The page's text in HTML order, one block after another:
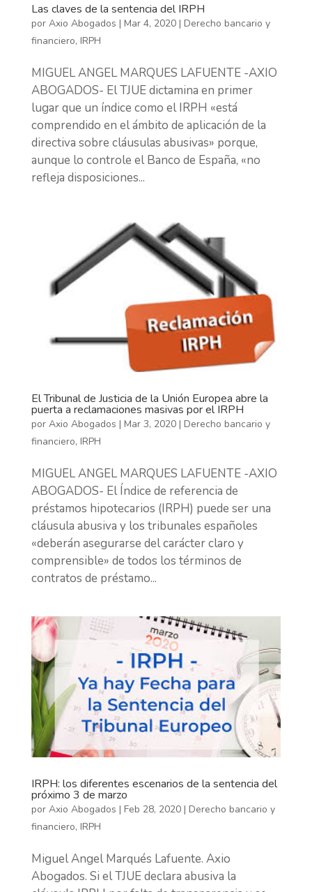
Las claves de la sentencia del IRPH
por Axio Abogados | Mar 4, 2020| Derecho bancario y
financiero, IRPH
MIGUEL ANGEL MARQUES LAFUENTE -AXIO
ABOGADOS- El TJUE dictamina en primer
lugar que un índice como el IRPH «está
comprendido en el ámbito de aplicación de la
directiva sobre cláusulas abusivas» porque,
aunque lo controle el Banco de España, «no
refleja disposiciones...
El Tribunal de Justicia de la Unión Europea abre la
puerta a reclamaciones masivas por el IRPH
por Axio Abogados | Mar 3, 2020| Derecho bancario y
financiero, IRPH
MIGUEL ANGEL MARQUES LAFUENTE -AXIO
ABOGADOS- El Índice de referencia de
préstamos hipotecarios (IRPH) puede ser una
cláusula abusiva y los tribunales españoles
«deberán asegurarse del carácter claro y
comprensible» de todos los términos de
contratos de préstamo...
IRPH: los diferentes escenarios de la sentencia del
próximo 3 de marzo
por Axio Abogados | Feb 28, 2020| Derecho bancario y
financiero, IRPH
Miguel Angel Marqués Lafuente. Axio
Abogados. Si el TJUE declara abusiva la